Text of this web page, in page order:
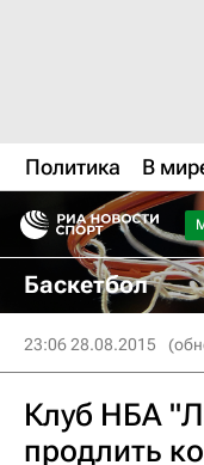
Политика В
Баскетбол
23:06 28.08.2015
Клуб НБА
продлить